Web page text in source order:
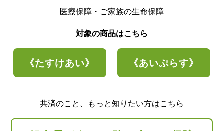
医療保障・ご家族の生命保障
対象の商品はこちら
《たすけあい》 《あいぷらす》
共済のこと、もっと知りたい方はこちら